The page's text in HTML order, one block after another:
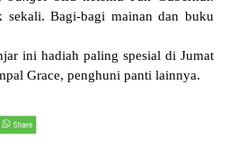
sekali. Bagi-bagi mainan dan buku
ini hadiah paling spesial di Jumat
Grace, penghuni panti lainnya.